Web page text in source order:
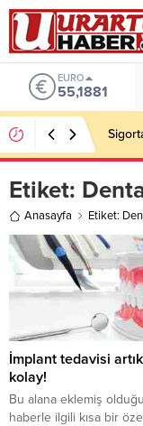
EURO
55,1881
Etiket:
Anasayfa Etiket:
İmplant tedavisi
kolay!
Bu alana eklemiş
haberle ilgili kısa bir